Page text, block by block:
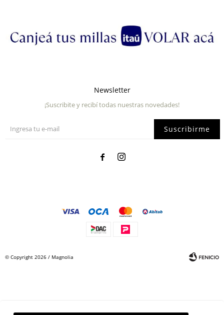
Newsletter
¡Suscribite y recibí todas nuestras novedades!
Suscribirme
 
© Copyright 2026 / Magnolia